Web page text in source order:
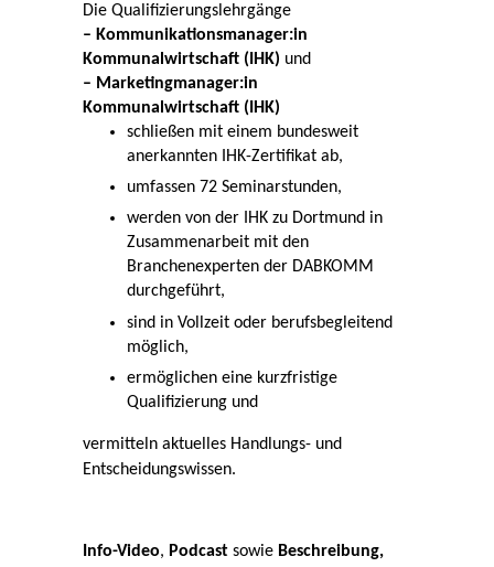
Die Qualifizierungslehrgänge
– Kommunikationsmanager:in
Kommunalwirtschaft (IHK) und
– Marketingmanager:in
Kommunalwirtschaft (IHK)
schließen mit einem bundesweit
anerkannten IHK-Zertifikat ab,
umfassen 72 Seminarstunden,
werden von der IHK zu Dortmund in
Zusammenarbeit mit den
Branchenexperten der DABKOMM
durchgeführt,
sind in Vollzeit oder berufsbegleitend
möglich,
ermöglichen eine kurzfristige
Qualifizierung und
vermitteln aktuelles Handlungs- und
Entscheidungswissen.
Info-Video, Podcast sowie Beschreibung,